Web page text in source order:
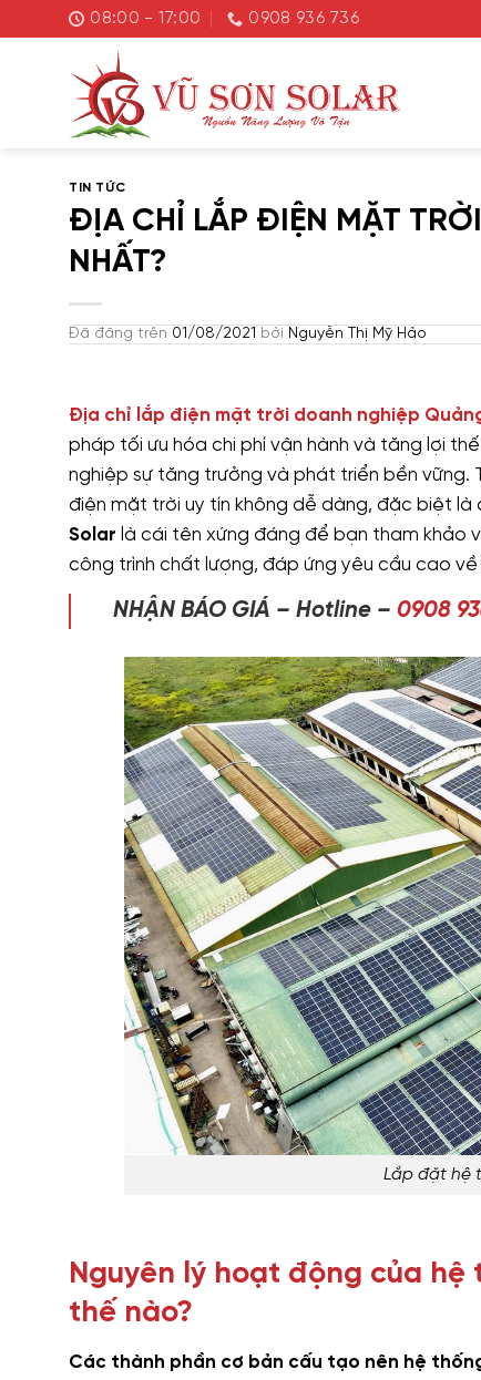
đến
08:00 - 17:00 0908 936 736
TIN TỨC
ĐỊA CHỈ LẮP ĐIỆN MẶT
NHẤT?
Đã đăng trên 01/08/2021 bởi Nguyễn Thị Mỹ Hảo
Địa chỉ lắp điện mặt trời doanh nghiệp
pháp tối ưu hóa chi phí vận hành và tăng lợi
nghiệp sự tăng trưởng và phát triển bền vững.
điện mặt trời uy tín không dễ dàng, đặc biệt là
Solar là cái tên xứng đáng để bạn tham khảo
công trình chất lượng, đáp ứng yêu cầu cao về
NHẬN BÁO GIÁ – Hotline – 0908
Lắp đặt hệ
Nguyên lý hoạt động của
thế nào?
Các thành phần cơ bản cấu tạo nên hệ